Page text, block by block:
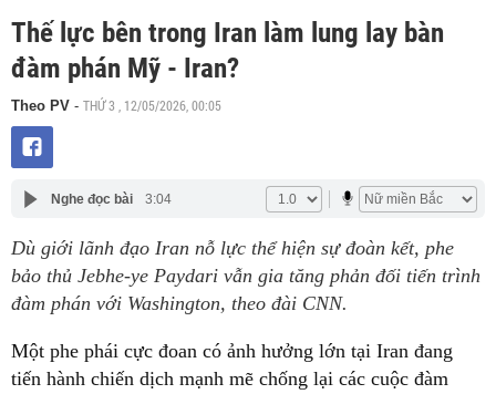
Thế lực bên trong Iran làm lung lay bàn
đàm phán Mỹ - Iran?
Theo PV - THỨ 3 , 12/05/2026, 00:05
Nghe đọc bài 3:04
Dù giới lãnh đạo Iran nỗ lực thể hiện sự đoàn kết, phe
bảo thủ Jebhe-ye Paydari vẫn gia tăng phản đối tiến trình
đàm phán với Washington, theo đài CNN.
Một phe phái cực đoan có ảnh hưởng lớn tại Iran đang
tiến hành chiến dịch mạnh mẽ chống lại các cuộc đàm